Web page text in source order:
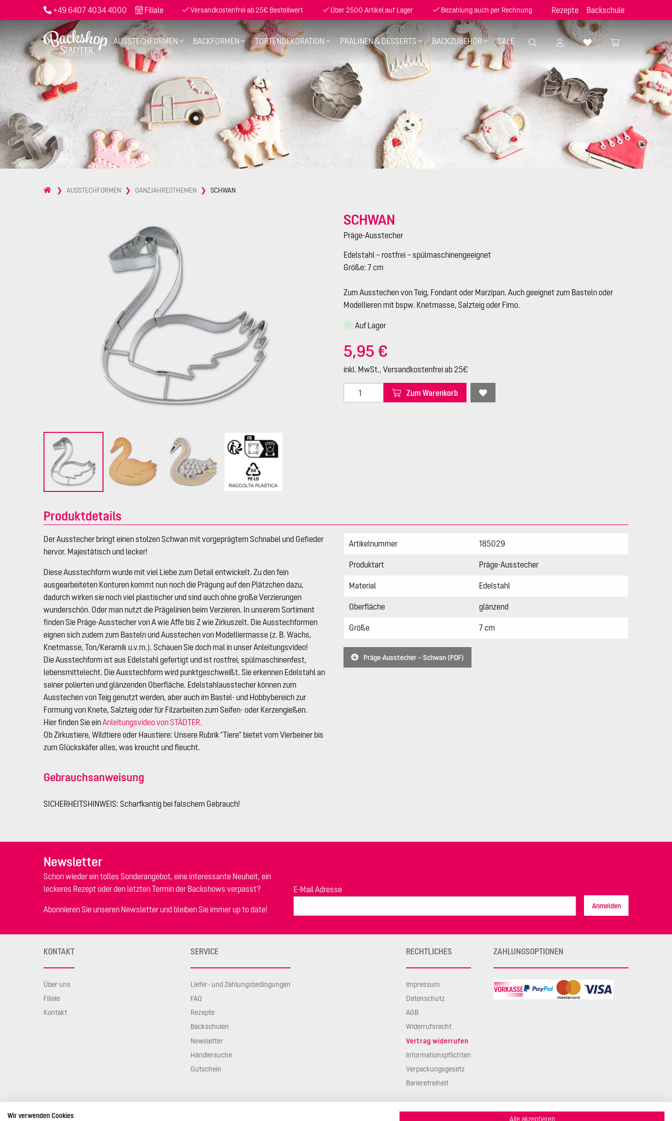
+49 6407 4034 4000 Filiale Versandkostenfrei ab 25€ Bestellwert Über 2500 Artikel auf Lager Bezahlung auch per Rechnung Rezepte Backschule
AUSSTECHFORMEN BACKFORMEN TORTENDEKORATION PRALINEN & DESSERTS BACKZUBEHÖR SALE
AUSSTECHFORMEN GANZJAHRESTHEMEN SCHWAN
SCHWAN
Präge-Ausstecher
Edelstahl – rostfrei – spülmaschinengeeignet
Größe: 7 cm
Zum Ausstechen von Teig, Fondant oder Marzipan. Auch geeignet zum Basteln oder
Modellieren mit bspw. Knetmasse, Salzteig oder Fimo.
Auf Lager
5,95 €
inkl. MwSt., Versandkostenfrei ab 25€
Zum Warenkorb
Produktdetails
Der Ausstecher bringt einen stolzen Schwan mit vorgeprägtem Schnabel und Gefieder
hervor. Majestätisch und lecker!
Diese Ausstechform wurde mit viel Liebe zum Detail entwickelt. Zu den fein
ausgearbeiteten Konturen kommt nun noch die Prägung auf den Plätzchen dazu,
dadurch wirken sie noch viel plastischer und sind auch ohne große Verzierungen
wunderschön. Oder man nutzt die Prägelinien beim Verzieren. In unserem Sortiment
finden Sie Präge-Ausstecher von A wie Affe bis Z wie Zirkuszelt. Die Ausstechformen
eignen sich zudem zum Basteln und Ausstechen von Modelliermasse (z. B. Wachs,
Knetmasse, Ton/Keramik u.v.m.). Schauen Sie doch mal in unser Anleitungsvideo!
Die Ausstechform ist aus Edelstahl gefertigt und ist rostfrei, spülmaschinenfest,
lebensmittelecht. Die Ausstechform wird punktgeschweißt. Sie erkennen Edelstahl an
seiner polierten und glänzenden Oberfläche. Edelstahlausstecher können zum
Ausstechen von Teig genutzt werden, aber auch im Bastel- und Hobbybereich zur
Formung von Knete, Salzteig oder für Filzarbeiten zum Seifen- oder Kerzengießen.
Hier finden Sie einAnleitungsvideo von STÄDTER.
Ob Zirkustiere, Wildtiere oder Haustiere: Unsere Rubrik "Tiere" bietet vom Vierbeiner bis
zum Glückskäfer alles, was kreucht und fleucht.
Gebrauchsanweisung
SICHERHEITSHINWEIS: Scharfkantig bei falschem Gebrauch!
Artikelnummer 185029
Produktart Präge-Ausstecher
Material Edelstahl
Oberfläche glänzend
Größe 7 cm
Präge-Ausstecher – Schwan (PDF)
Newsletter
Schon wieder ein tolles Sonderangebot, eine interessante Neuheit, ein
leckeres Rezept oder den letzten Termin der Backshows verpasst?
Abonnieren Sie unseren Newsletter und bleiben Sie immer up to date!
E-Mail Adresse
Anmelden
KONTAKT
Über uns
Filiale
Kontakt
SERVICE
Liefer- und Zahlungsbedingungen
FAQ
Rezepte
Backschulen
Newsletter
Händlersuche
Gutschein
RECHTLICHES
Impressum
Datenschutz
AGB
Widerrufsrecht
Vertrag widerrufen
Informationspflichten
Verpackungsgesetz
Barierefreiheit
ZAHLUNGSOPTIONEN
Wir verwenden Cookies Alle akzeptieren